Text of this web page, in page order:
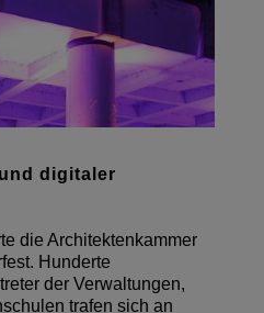
digitaler
die Architektenkammer
Hunderte
der Verwaltungen,
trafen sich an